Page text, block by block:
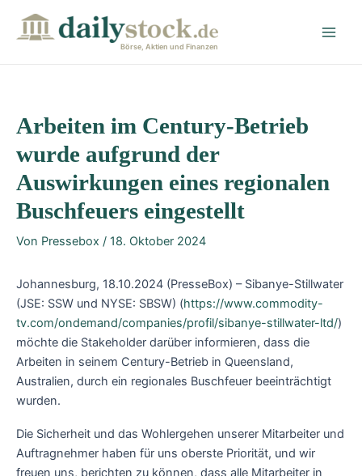
Börse, Aktien und Finanzen
Arbeiten im Century-Betrieb
wurde aufgrund der
Auswirkungen eines regionalen
Buschfeuers eingestellt
Von Pressebox / 18. Oktober 2024
Johannesburg, 18.10.2024 (PresseBox) – Sibanye-Stillwater
(JSE: SSW und NYSE: SBSW) (https://www.commodity-
tv.com/ondemand/companies/profil/sibanye-stillwater-ltd/)
möchte die Stakeholder darüber informieren, dass die
Arbeiten in seinem Century-Betrieb in Queensland,
Australien, durch ein regionales Buschfeuer beeinträchtigt
wurden.
Die Sicherheit und das Wohlergehen unserer Mitarbeiter und
Auftragnehmer haben für uns oberste Priorität, und wir
freuen uns, berichten zu können, dass alle Mitarbeiter in